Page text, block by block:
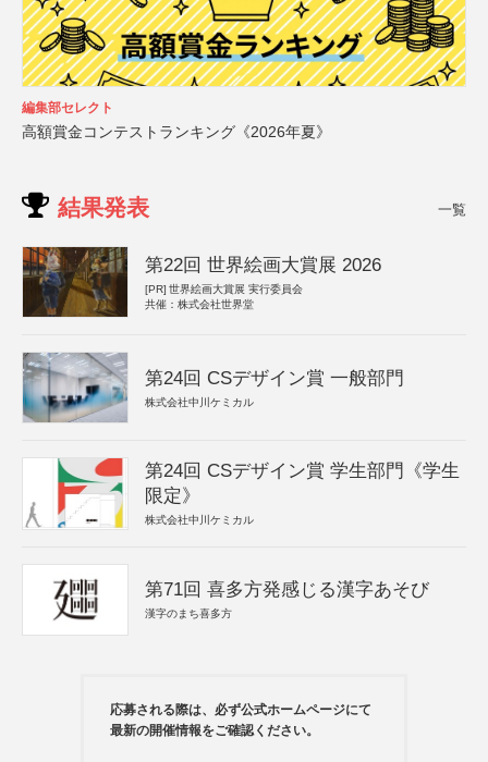
編集部セレクト
高額賞金コンテストランキング《2026年夏》
結果発表 一覧
第22回 世界絵画大賞展 2026
[PR] 世界絵画大賞展 実行委員会
共催：株式会社世界堂
第24回 CSデザイン賞 一般部門
株式会社中川ケミカル
第24回 CSデザイン賞 学生部門《学生
限定》
株式会社中川ケミカル
第71回 喜多方発感じる漢字あそび
漢字のまち喜多方
応募される際は、必ず公式ホームページにて
最新の開催情報をご確認ください。